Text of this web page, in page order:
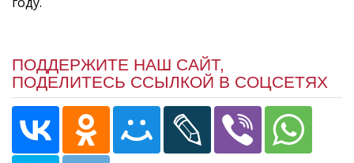
ПОДДЕРЖИТЕ НАШ САЙТ,
ПОДЕЛИТЕСЬ ССЫЛКОЙ В СОЦСЕТЯХ